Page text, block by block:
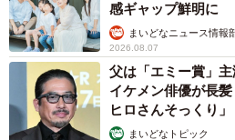
感ギャップ鮮明に
まいどなニュース情報
2026.08.07
父は「エミー賞」
イケメン俳優が長
ヒロさんそっくり
まいどなトピック